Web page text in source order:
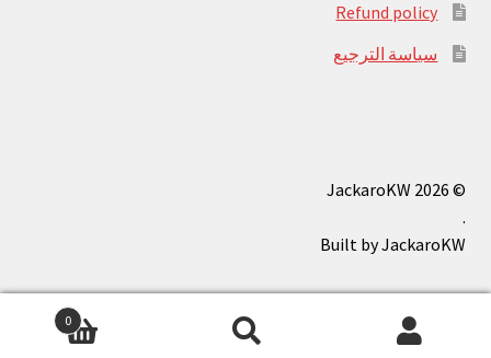
Refund policy
سياسة الترجيع
© JackaroKW 2026
.
0